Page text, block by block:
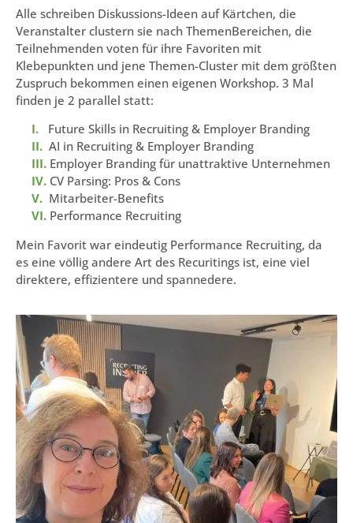
Alle schreiben Diskussions-Ideen auf Kärtchen, die
Veranstalter clustern sie nach ThemenBereichen, die
Teilnehmenden voten für ihre Favoriten mit
Klebepunkten und jene Themen-Cluster mit dem größten
Zuspruch bekommen einen eigenen Workshop. 3 Mal
finden je 2 parallel statt:
I. Future Skills in Recruiting & Employer Branding
II. AI in Recruiting & Employer Branding
III. Employer Branding für unattraktive Unternehmen
IV. CV Parsing: Pros & Cons
V. Mitarbeiter-Benefits
VI. Performance Recruiting
Mein Favorit war eindeutig Performance Recruiting, da
es eine völlig andere Art des Recuritings ist, eine viel
direktere, effizientere und spannedere.